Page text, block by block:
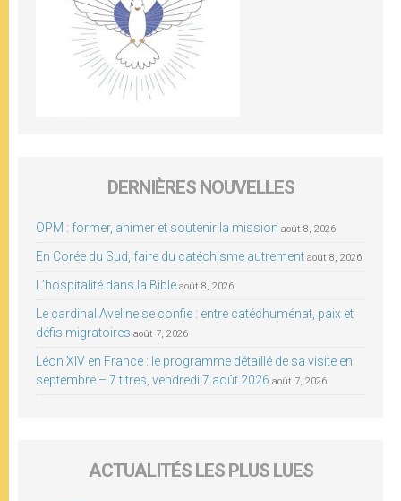
DERNIÈRES NOUVELLES
OPM : former, animer et soutenir la mission août 8, 2026
En Corée du Sud, faire du catéchisme autrement août 8, 2026
L’hospitalité dans la Bible août 8, 2026
Le cardinal Aveline se confie : entre catéchuménat, paix et
défis migratoires août 7, 2026
Léon XIV en France : le programme détaillé de sa visite en
septembre – 7 titres, vendredi 7 août 2026 août 7, 2026
ACTUALITÉS LES PLUS LUES